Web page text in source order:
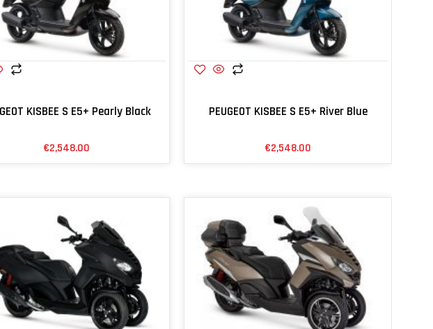
KISBEE S E5+ Pearly Black
€2,548.00
PEUGEOT KISBEE S E5+ River Blue
€2,548.00